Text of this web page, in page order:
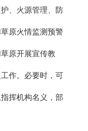
、火源管理、防
原火情监测预警
原开展宣传教
作。必要时，可
挥机构名义，部